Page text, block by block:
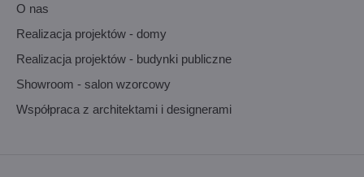
O nas
Realizacja projektów - domy
Realizacja projektów - budynki publiczne
Showroom - salon wzorcowy
Współpraca z architektami i designerami